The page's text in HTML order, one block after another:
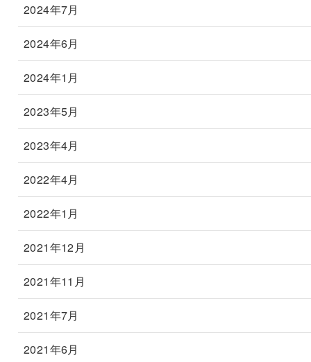
2024年7月
2024年6月
2024年1月
2023年5月
2023年4月
2022年4月
2022年1月
2021年12月
2021年11月
2021年7月
2021年6月